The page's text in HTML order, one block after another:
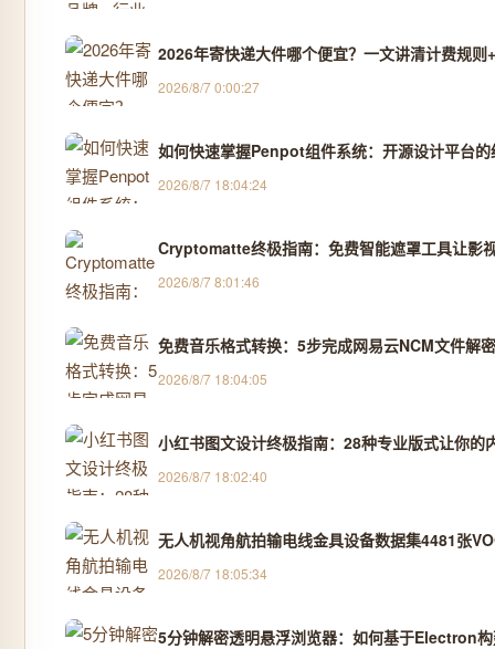
2026年寄快递大件哪个便宜？一文讲清计费规则
2026/8/7 0:00:27
如何快速掌握Penpot组件系统：开源设计平台的
2026/8/7 18:04:24
Cryptomatte终极指南：免费智能遮罩工具让影
2026/8/7 8:01:46
免费音乐格式转换：5步完成网易云NCM文件解
2026/8/7 18:04:05
小红书图文设计终极指南：28种专业版式让你的
2026/8/7 18:02:40
无人机视角航拍输电线金具设备数据集4481张
2026/8/7 18:05:34
5分钟解密透明悬浮浏览器：如何基于Electron